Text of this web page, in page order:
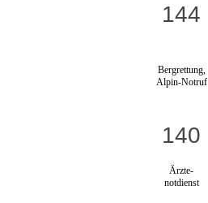
144
Bergrettung,
Alpin-Notruf
140
Ärzte-
notdienst